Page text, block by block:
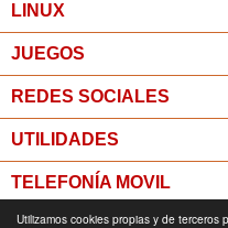
Utilizamos cookies propias y de terceros
LINUX
JUEGOS
REDES SOCIALES
UTILIDADES
TELEFONÍA MOVIL